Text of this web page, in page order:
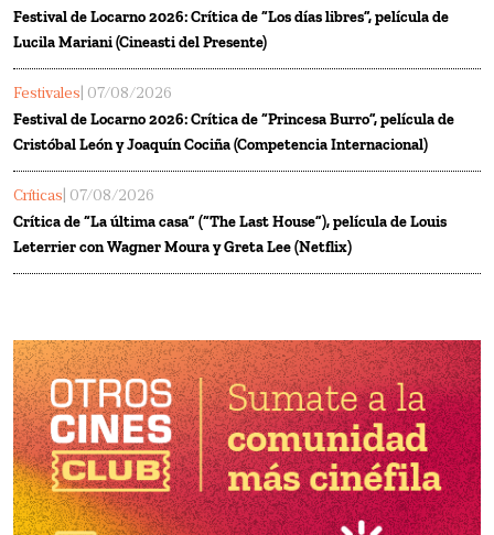
Festival de Locarno 2026: Crítica de “Los días libres”, película de
Lucila Mariani (Cineasti del Presente)
Festivales | 07/08/2026
Festival de Locarno 2026: Crítica de “Princesa Burro”, película de
Cristóbal León y Joaquín Cociña (Competencia Internacional)
Críticas | 07/08/2026
Crítica de “La última casa” (“The Last House”), película de Louis
Leterrier con Wagner Moura y Greta Lee (Netflix)